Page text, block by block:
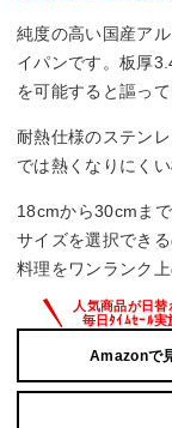
純度の高い国産ア
イパンです。板厚
を可能すると謳って
耐熱仕様のステン
では熱くなりにく
18cmから30cmま
サイズを選択でき
料理をワンランク
Amazonで